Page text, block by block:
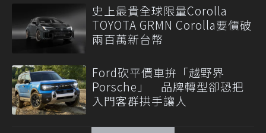
史上最貴全球限量Corolla
TOYOTA GRMN Corolla要價破
兩百萬新台幣
Ford砍平價車拚「越野界
Porsche」 品牌轉型卻恐把
入門客群拱手讓人